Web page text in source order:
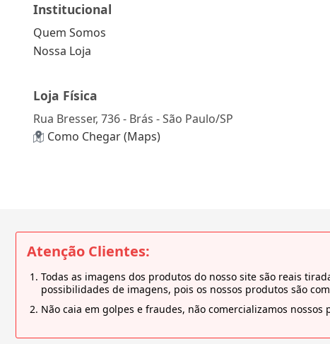
Institucional
Quem Somos
Nossa Loja
Loja Física
Rua Bresser, 736 - Brás - São Paulo/SP
Como Chegar (Maps)
Atenção Clientes:
Todas as imagens dos produtos do nosso site são reais
possibilidades de imagens, pois os nossos produtos são
Não caia em golpes e fraudes, não comercializamos